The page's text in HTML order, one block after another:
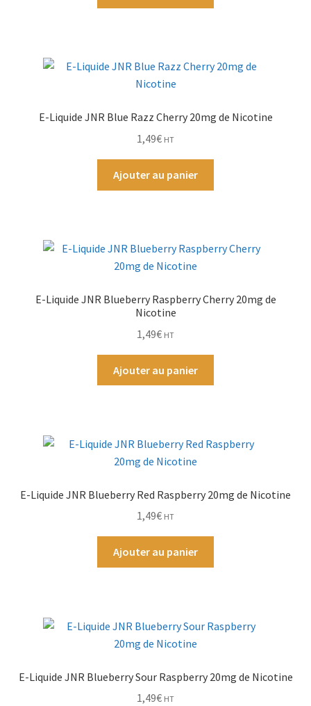
CBD, Poppers & Récréatifs
Pierre Cardin
Par Marque
E-Liquide JNR Blue Razz Cherry 20mg de Nicotine
1,49€ HT
Ajouter au panier
E-Liquide JNR Blueberry Raspberry Cherry 20mg de
Nicotine
1,49€ HT
Ajouter au panier
E-Liquide JNR Blueberry Red Raspberry 20mg de Nicotine
1,49€ HT
Ajouter au panier
E-Liquide JNR Blueberry Sour Raspberry 20mg de Nicotine
1,49€ HT